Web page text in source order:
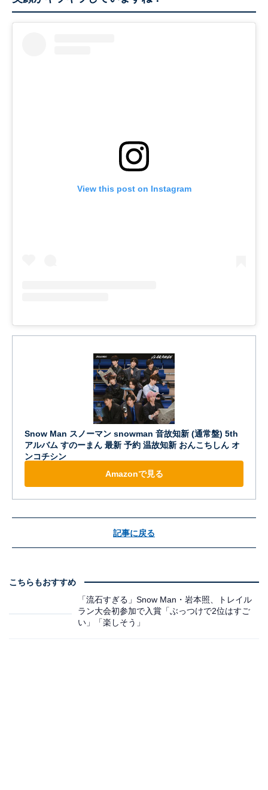
View this post on Instagram
Snow Man スノーマン snowman 音故知新 (通常盤) 5th
アルバム すのーまん 最新 予約 温故知新 おんこちしん オ
ンコチシン
Amazonで見る
記事に戻る
こちらもおすすめ
「流石すぎる」Snow Man・岩本照、トレイル
ラン大会初参加で入賞「ぶっつけで2位はすご
い」「楽しそう」